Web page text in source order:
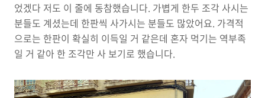
었겠다 저도 이 줄에 동참했습니다. 가볍게 한두 조각 사시는
분들도 계셨는데 한판씩 사가시는 분들도 많았어요. 가격적
으로는 한판이 확실히 이득일 거 같은데 혼자 먹기는 역부족
일 거 같아 한 조각만 사 보기로 했습니다.